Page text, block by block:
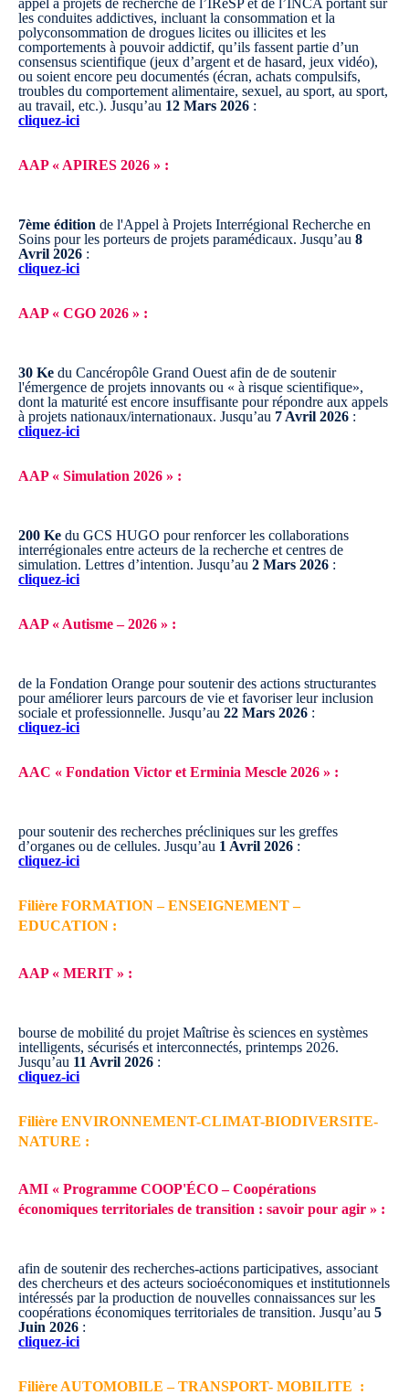
appel à projets de recherche de l’IReSP et de l’INCA portant sur
les conduites addictives, incluant la consommation et la
polyconsommation de drogues licites ou illicites et les
comportements à pouvoir addictif, qu’ils fassent partie d’un
consensus scientifique (jeux d’argent et de hasard, jeux vidéo),
ou soient encore peu documentés (écran, achats compulsifs,
troubles du comportement alimentaire, sexuel, au sport, au sport,
au travail, etc.). Jusqu’au 12 Mars 2026 :
cliquez-ici
AAP « APIRES 2026 » :
7ème édition de l'Appel à Projets Interrégional Recherche en
Soins pour les porteurs de projets paramédicaux. Jusqu’au 8
Avril 2026 :
cliquez-ici
AAP « CGO 2026 » :
30 Ke du Cancéropôle Grand Ouest afin de de soutenir
l'émergence de projets innovants ou « à risque scientifique»,
dont la maturité est encore insuffisante pour répondre aux appels
à projets nationaux/internationaux. Jusqu’au 7 Avril 2026 :
cliquez-ici
AAP « Simulation 2026 » :
200 Ke du GCS HUGO pour renforcer les collaborations
interrégionales entre acteurs de la recherche et centres de
simulation. Lettres d’intention. Jusqu’au 2 Mars 2026 :
cliquez-ici
AAP « Autisme – 2026 » :
de la Fondation Orange pour soutenir des actions structurantes
pour améliorer leurs parcours de vie et favoriser leur inclusion
sociale et professionnelle. Jusqu’au 22 Mars 2026 :
cliquez-ici
AAC « Fondation Victor et Erminia Mescle 2026 » :
pour soutenir des recherches précliniques sur les greffes
d’organes ou de cellules. Jusqu’au 1 Avril 2026 :
cliquez-ici
Filière FORMATION – ENSEIGNEMENT –
EDUCATION :
AAP « MERIT » :
bourse de mobilité du projet Maîtrise ès sciences en systèmes
intelligents, sécurisés et interconnectés, printemps 2026.
Jusqu’au 11 Avril 2026 :
cliquez-ici
Filière ENVIRONNEMENT-CLIMAT-BIODIVERSITE-
NATURE :
AMI « Programme COOP'ÉCO – Coopérations
économiques territoriales de transition : savoir pour agir » :
afin de soutenir des recherches-actions participatives, associant
des chercheurs et des acteurs socioéconomiques et institutionnels
intéressés par la production de nouvelles connaissances sur les
coopérations économiques territoriales de transition. Jusqu’au 5
Juin 2026 :
cliquez-ici
Filière AUTOMOBILE – TRANSPORT- MOBILITE :